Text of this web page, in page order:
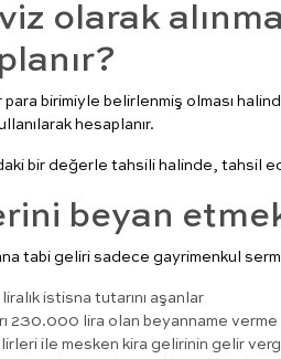
olarak
para birimiyle belirlenmiş olması
hesaplanır.
bir değerle tahsili halinde, tahsil
beyan
tabi geliri sadece gayrimenkul
istisna tutarını aşanlar
lira olan beyanname verme
ile mesken kira gelirinin gelir